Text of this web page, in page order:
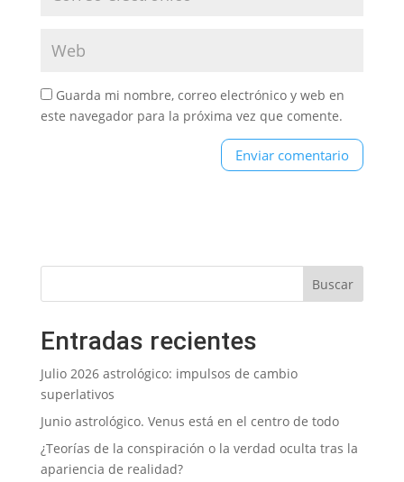
Guarda mi nombre, correo electrónico y web en
este navegador para la próxima vez que comente.
Entradas recientes
Julio 2026 astrológico: impulsos de cambio
superlativos
Junio astrológico. Venus está en el centro de todo
¿Teorías de la conspiración o la verdad oculta tras la
apariencia de realidad?